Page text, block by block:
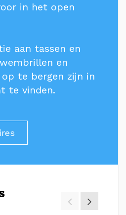
in het open
aan tassen en
en
op te bergen zijn in
te vinden.